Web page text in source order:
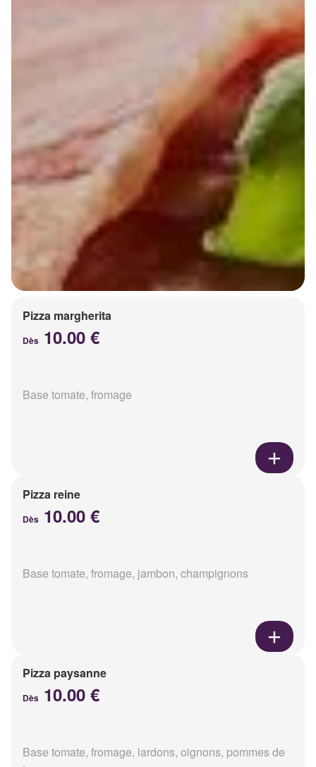
Pizza margherita
Dès 10.00 €
Base tomate, fromage
Pizza reine
Dès 10.00 €
Base tomate, fromage, jambon, champignons
Pizza paysanne
Dès 10.00 €
Base tomate, fromage, lardons, oignons, pommes de